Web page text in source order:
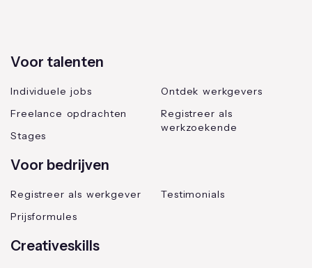
Voor talenten
Individuele jobs
Freelance opdrachten
Stages
Ontdek werkgevers
Registreer als
werkzoekende
Voor bedrijven
Registreer als werkgever
Prijsformules
Testimonials
Creativeskills